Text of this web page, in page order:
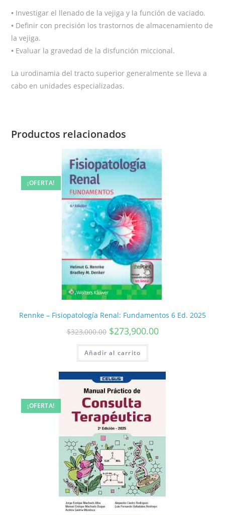
• Investigar el llenado de la vejiga y la función de vaciado.
• Definir con precisión los trastornos de almacenamiento de
la vejiga.
• Evaluar la gravedad de la disfunción miccional.
La urodinamia del tracto superior generalmente se lleva a
cabo en unidades especializadas.
Productos relacionados
¡OFERTA!
Rennke – Fisiopatología Renal: Fundamentos 6 Ed. 2025
$323,000.00 $273,900.00
Añadir al carrito
¡OFERTA!